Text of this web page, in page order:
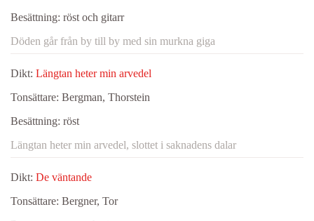
Besättning: röst och gitarr
Döden går från by till by med sin murkna giga
Dikt: Längtan heter min arvedel
Tonsättare: Bergman, Thorstein
Besättning: röst
Längtan heter min arvedel, slottet i saknadens dalar
Dikt: De väntande
Tonsättare: Bergner, Tor